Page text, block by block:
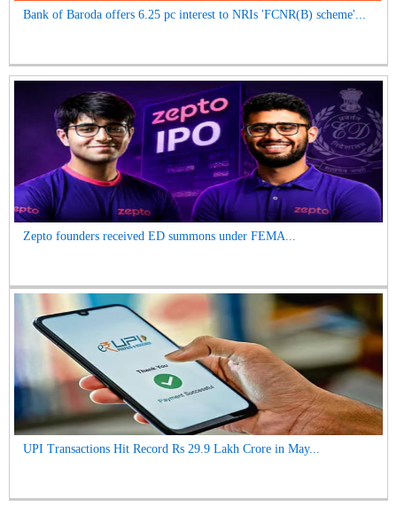
Bank of Baroda offers 6.25 pc interest to NRIs 'FCNR(B) scheme'...
Zepto founders received ED summons under FEMA...
UPI Transactions Hit Record Rs 29.9 Lakh Crore in May...